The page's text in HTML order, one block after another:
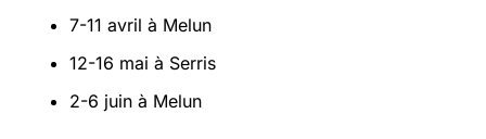
7-11 avril à Melun
12-16 mai à Serris
2-6 juin à Melun